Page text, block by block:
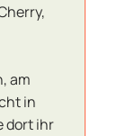
am
in
dort ihr